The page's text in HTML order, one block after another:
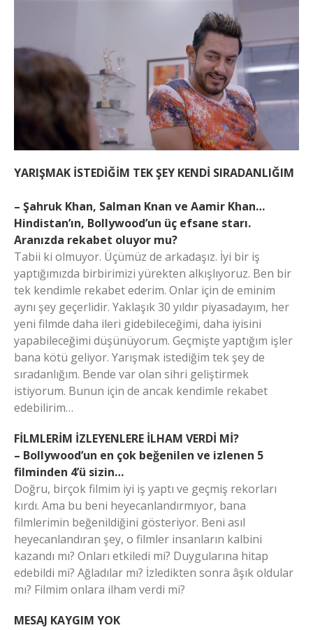
YARIŞMAK İSTEDİĞİM TEK ŞEY KENDİ SIRADANLIĞIM
– Şahruk Khan, Salman Knan ve Aamir Khan…
Hindistan’ın, Bollywood’un üç efsane starı.
Aranızda rekabet oluyor mu?
Tabii ki olmuyor. Üçümüz de arkadaşız. İyi bir iş
yaptığımızda birbirimizi yürekten alkışlıyoruz. Ben bir
tek kendimle rekabet ederim. Onlar için de eminim
aynı şey geçerlidir. Yaklaşık 30 yıldır piyasadayım, her
yeni filmde daha ileri gidebileceğimi, daha iyisini
yapabileceğimi düşünüyorum. Geçmişte yaptığım işler
bana kötü geliyor. Yarışmak istediğim tek şey de
sıradanlığım. Bende var olan sihri geliştirmek
istiyorum. Bunun için de ancak kendimle rekabet
edebilirim…
FİLMLERİM İZLEYENLERE İLHAM VERDİ Mİ?
– Bollywood’un en çok beğenilen ve izlenen 5
filminden 4’ü sizin…
Doğru, birçok filmim iyi iş yaptı ve geçmiş rekorları
kırdı. Ama bu beni heyecanlandırmıyor, bana
filmlerimin beğenildiğini gösteriyor. Beni asıl
heyecanlandıran şey, o filmler insanların kalbini
kazandı mı? Onları etkiledi mi? Duygularına hitap
edebildi mi? Ağladılar mı? İzledikten sonra âşık oldular
mı? Filmim onlara ilham verdi mi?
MESAJ KAYGIM YOK